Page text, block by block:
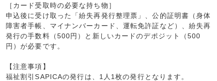
［カード受取時の必要な持ち物］
申込後に受け取った「紛失再発行整理票」、公的証明書（身体
障害者手帳、マイナンバーカード、運転免許証など）、紛失再
発行の手数料（500円）と新しいカードのデポジット（500
円）が必要です。
【注意事項】
福祉割引SAPICAの発行は、1人1枚の発行となります。